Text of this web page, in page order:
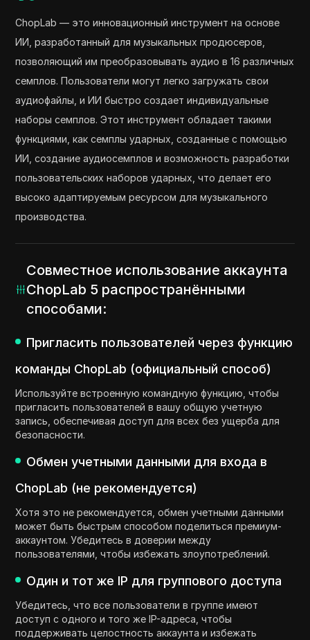
ChopLab — это инновационный инструмент на основе
ИИ, разработанный для музыкальных продюсеров,
позволяющий им преобразовывать аудио в 16 различных
семплов. Пользователи могут легко загружать свои
аудиофайлы, и ИИ быстро создает индивидуальные
наборы семплов. Этот инструмент обладает такими
функциями, как семплы ударных, созданные с помощью
ИИ, создание аудиосемплов и возможность разработки
пользовательских наборов ударных, что делает его
высоко адаптируемым ресурсом для музыкального
производства.
Совместное использование аккаунта
ChopLab 5 распространёнными
способами:
Пригласить пользователей через функцию
команды ChopLab (официальный способ)
Используйте встроенную командную функцию, чтобы
пригласить пользователей в вашу общую учетную
запись, обеспечивая доступ для всех без ущерба для
безопасности.
Обмен учетными данными для входа в
ChopLab (не рекомендуется)
Хотя это не рекомендуется, обмен учетными данными
может быть быстрым способом поделиться премиум-
аккаунтом. Убедитесь в доверии между
пользователями, чтобы избежать злоупотреблений.
Один и тот же IP для группового доступа
Убедитесь, что все пользователи в группе имеют
доступ с одного и того же IP-адреса, чтобы
поддерживать целостность аккаунта и избежать